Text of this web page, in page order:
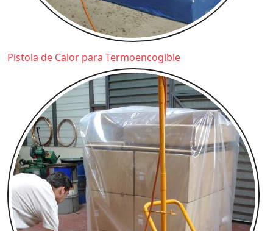
Pistola de Calor para Termoencogible